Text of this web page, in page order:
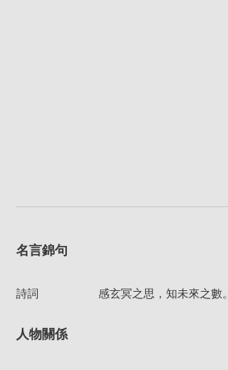
名言錦句
詩詞 感玄冥之思，知未來之數。
人物關係